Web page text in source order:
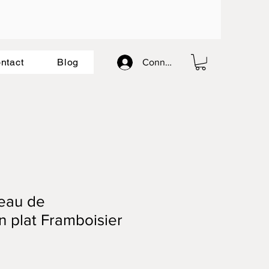
Blog Connexion
de
plat Framboisier